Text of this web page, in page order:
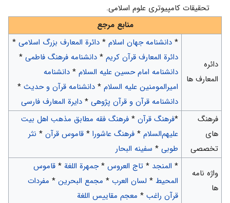
تحقیقات کامپیوتری علوم اسلامی.
منابع مرجع
دائره
المعارف ها
* دانشنامه جهان اسلام* دائرة المعارف بزرگ اسلامی*
دائرة المعارف قرآن کریم* دانشنامه فرهنگ فاطمی*
دانشنامه امام حسین علیه السلام* دانشنامه
امیرالمومنین علیه السلام* دانشنامه قرآن و حدیث*
دانشنامه قرآن و قرآن پژوهی* دایرة المعارف فارسی
فرهنگ
های
تخصصی
*فرهنگ قرآن* فرهنگ فقه مطابق مذهب اهل بیت
علیهم‌السلام* فرهنگ عاشورا* قاموس قرآن* نثر
طوبی* سفینه البحار
واژه نامه
ها
* المنجد * تاج العروس*جمهرة اللغة* قاموس
المحیط* لسان العرب* مجمع البحرین* مفردات
قرآن راغب* معجم مقاییس اللغة